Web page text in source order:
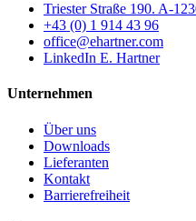
Triester Straße 190. A-
+43 (0) 1 914 43 96
office@ehartner.com
LinkedIn E. Hartner
Unternehmen
Über uns
Downloads
Lieferanten
Kontakt
Barrierefreiheit